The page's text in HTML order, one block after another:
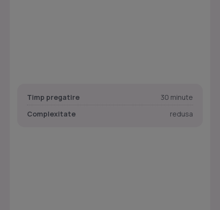
Timp pregatire
30 minute
Complexitate
redusa